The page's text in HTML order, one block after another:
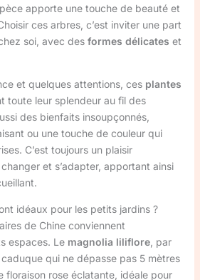
apporte une touche de beauté et
ces arbres, c’est inviter une part
soi, avec des formes délicates et
et quelques attentions, ces plantes
toute leur splendeur au fil des
des bienfaits insoupçonnés,
ou une touche de couleur qui
C’est toujours un plaisir
et s’adapter, apportant ainsi
idéaux pour les petits jardins ?
de Chine conviennent
espaces. Le magnolia liliflore, par
qui ne dépasse pas 5 mètres
floraison rose éclatante, idéale pour